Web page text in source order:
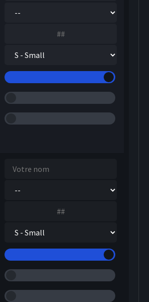
HOCKEY SUR GLACE